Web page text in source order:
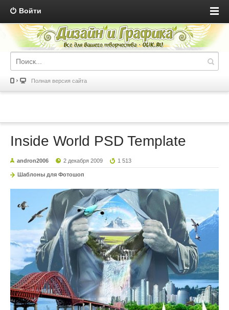
Войти
Полная версия сайта
Inside World PSD Template
andron2006 2 декабря 2009 1 513
Шаблоны для Фотошоп